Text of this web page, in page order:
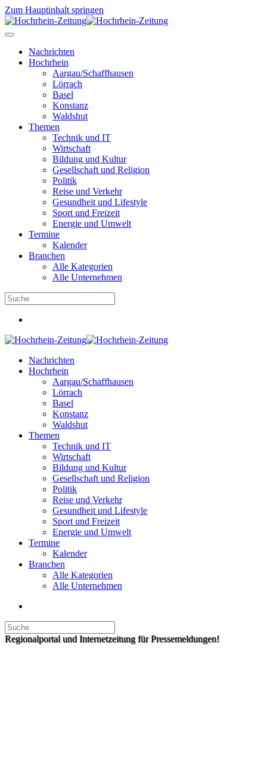
Zum Hauptinhalt springen
Nachrichten
Hochrhein
Aargau/Schaffhausen
Lörrach
Basel
Konstanz
Waldshut
Themen
Technik und IT
Wirtschaft
Bildung und Kultur
Gesellschaft und Religion
Politik
Reise und Verkehr
Gesundheit und Lifestyle
Sport und Freizeit
Energie und Umwelt
Termine
Kalender
Branchen
Alle Kategorien
Alle Unternehmen
Nachrichten
Hochrhein
Aargau/Schaffhausen
Lörrach
Basel
Konstanz
Waldshut
Themen
Technik und IT
Wirtschaft
Bildung und Kultur
Gesellschaft und Religion
Politik
Reise und Verkehr
Gesundheit und Lifestyle
Sport und Freizeit
Energie und Umwelt
Termine
Kalender
Branchen
Alle Kategorien
Alle Unternehmen
Regionalportal und Internetzeitung für Pressemeldungen!